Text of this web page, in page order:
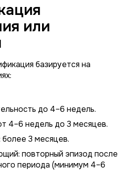
или
базируется на
до 4–6 недель.
4–6 недель до 3 месяцев.
более 3 месяцев.
повторный эпизод после
периода (минимум 4–6